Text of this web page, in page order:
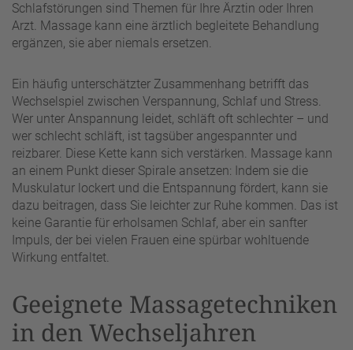
Schlafstörungen sind Themen für Ihre Ärztin oder Ihren
Arzt. Massage kann eine ärztlich begleitete Behandlung
ergänzen, sie aber niemals ersetzen.
Ein häufig unterschätzter Zusammenhang betrifft das
Wechselspiel zwischen Verspannung, Schlaf und Stress.
Wer unter Anspannung leidet, schläft oft schlechter – und
wer schlecht schläft, ist tagsüber angespannter und
reizbarer. Diese Kette kann sich verstärken. Massage kann
an einem Punkt dieser Spirale ansetzen: Indem sie die
Muskulatur lockert und die Entspannung fördert, kann sie
dazu beitragen, dass Sie leichter zur Ruhe kommen. Das ist
keine Garantie für erholsamen Schlaf, aber ein sanfter
Impuls, der bei vielen Frauen eine spürbar wohltuende
Wirkung entfaltet.
Geeignete Massagetechniken
in den Wechseljahren